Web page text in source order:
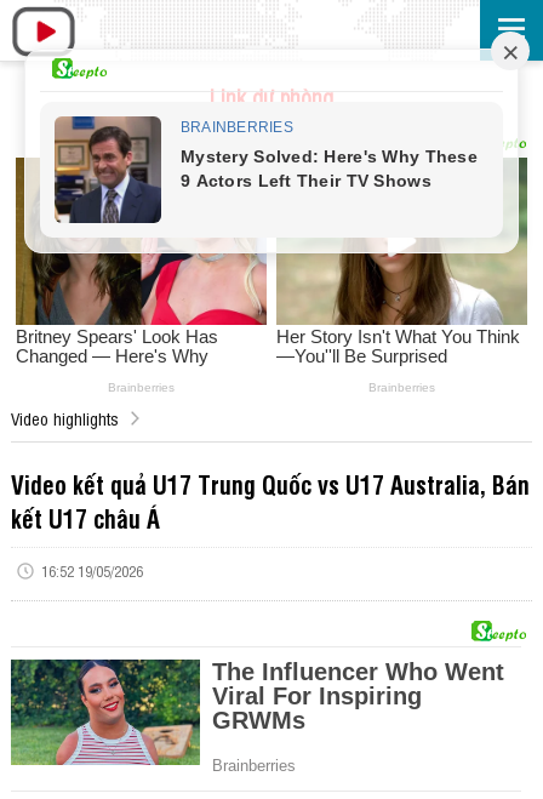
Link dự phòng
Video highlights
Video kết quả U17 Trung Quốc vs U17 Australia, Bán
kết U17 châu Á
16:52 19/05/2026